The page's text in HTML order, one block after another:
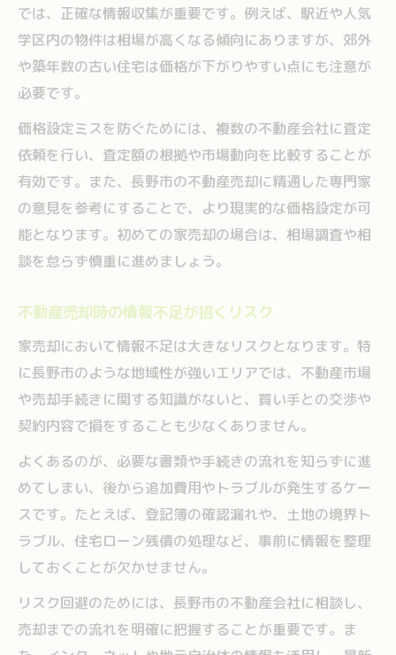
では、正確な情報収集が重要です。例えば、駅近や人気
学区内の物件は相場が高くなる傾向にありますが、郊外
や築年数の古い住宅は価格が下がりやすい点にも注意が
必要です。
価格設定ミスを防ぐためには、複数の不動産会社に査定
依頼を行い、査定額の根拠や市場動向を比較することが
有効です。また、長野市の不動産売却に精通した専門家
の意見を参考にすることで、より現実的な価格設定が可
能となります。初めての家売却の場合は、相場調査や相
談を怠らず慎重に進めましょう。
不動産売却時の情報不足が招くリスク
家売却において情報不足は大きなリスクとなります。特
に長野市のような地域性が強いエリアでは、不動産市場
や売却手続きに関する知識がないと、買い手との交渉や
契約内容で損をすることも少なくありません。
よくあるのが、必要な書類や手続きの流れを知らずに進
めてしまい、後から追加費用やトラブルが発生するケー
スです。たとえば、登記簿の確認漏れや、土地の境界ト
ラブル、住宅ローン残債の処理など、事前に情報を整理
しておくことが欠かせません。
リスク回避のためには、長野市の不動産会社に相談し、
売却までの流れを明確に把握することが重要です。ま